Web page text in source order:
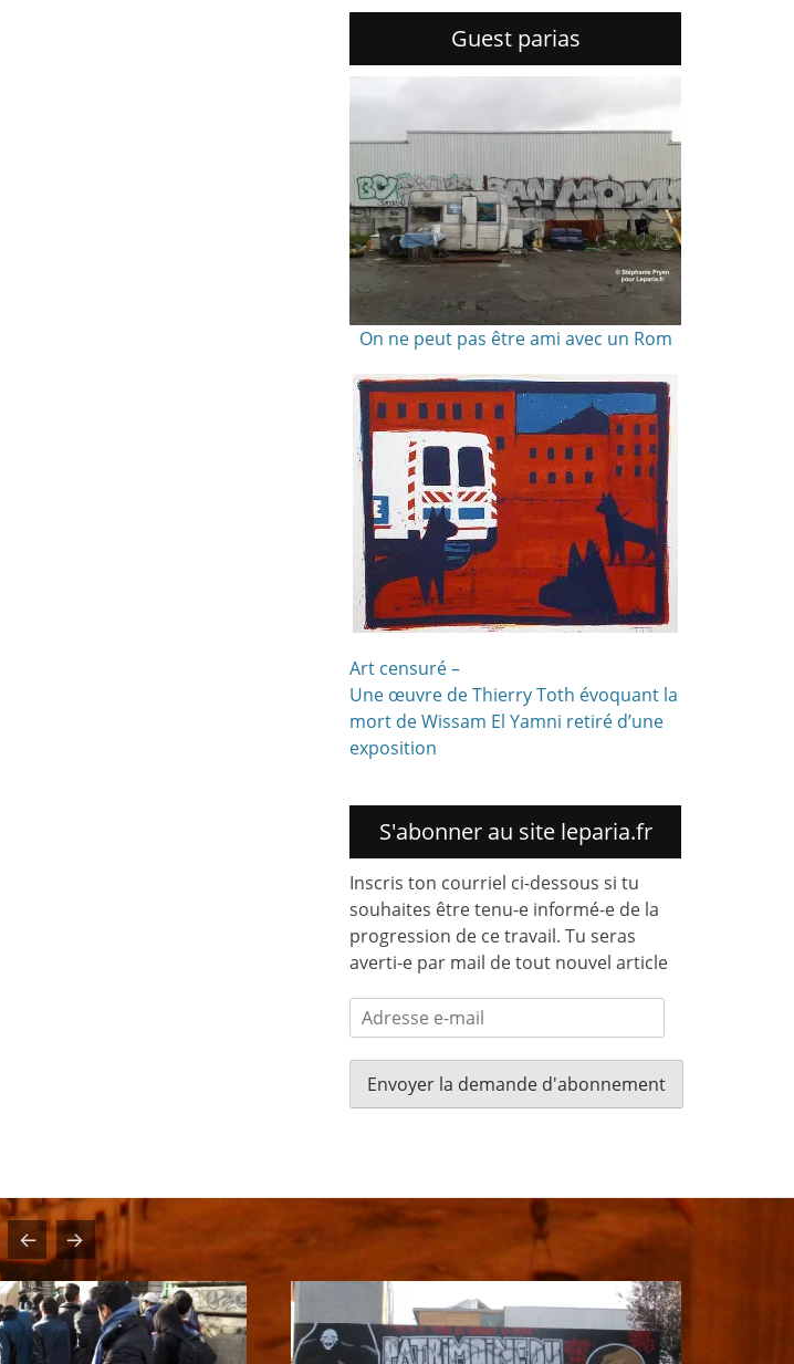
Guest parias
On ne peut pas être ami avec un Rom
Art censuré –
Une œuvre de Thierry Toth évoquant la
mort de Wissam El Yamni retiré d’une
exposition
S'abonner au site leparia.fr
Inscris ton courriel ci-dessous si tu
souhaites être tenu-e informé-e de la
progression de ce travail. Tu seras
averti-e par mail de tout nouvel article
Adresse
e-
mail